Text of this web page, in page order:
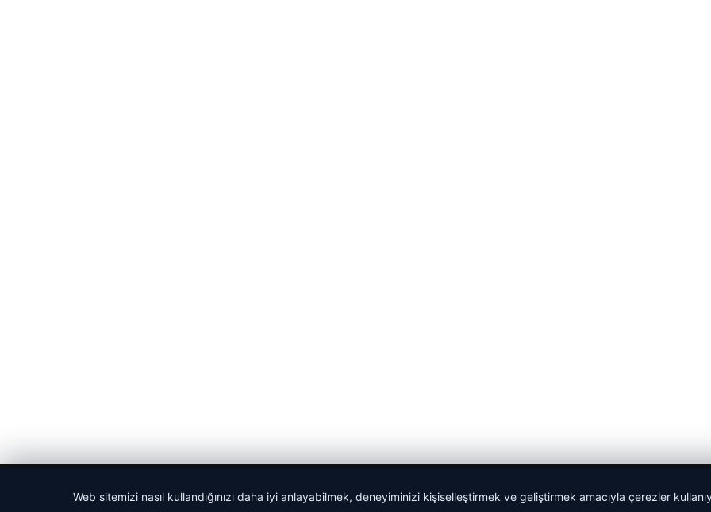
Web sitemizi nasıl kullandığınızı daha iyi anlayabilmek, deneyiminizi kişiselleştirmek ve geliştirmek amacıyla çerezler